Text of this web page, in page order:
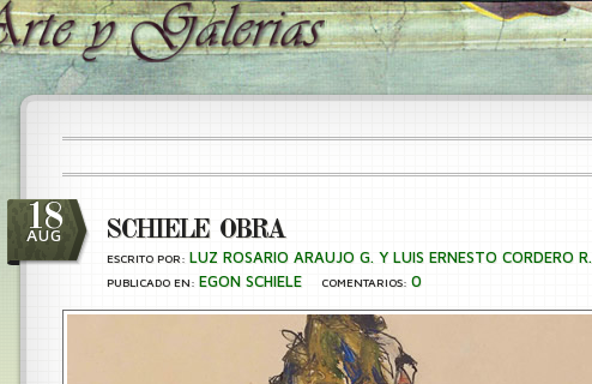
18
AUG SCHIELE OBRA
ESCRITO POR: LUZ ROSARIO ARAUJO G. Y LUIS ERNESTO CORDERO R.
PUBLICADO EN: EGON SCHIELE COMENTARIOS: 0